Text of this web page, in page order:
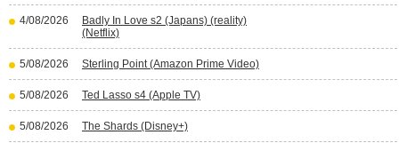
4/08/2026
Badly In Love s2 (Japans) (reality)
(Netflix)
5/08/2026 Sterling Point (Amazon Prime Video)
5/08/2026 Ted Lasso s4 (Apple TV)
5/08/2026 The Shards (Disney+)